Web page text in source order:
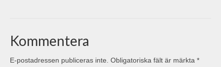
Kommentera
E-postadressen publiceras inte. Obligatoriska fält är märkta *